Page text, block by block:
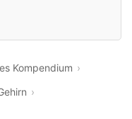
Kompendium